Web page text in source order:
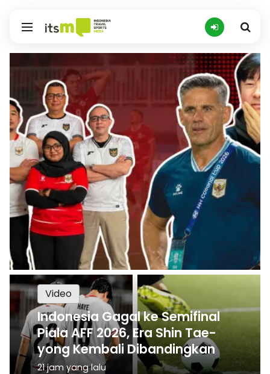
Sport
Daftar 8 Wakil Indonesia
Berstatus Unggulan di
Kejuaraan Dunia BWF 2026
2 jam yang lalu
Video
Indonesia Gagal ke Semifinal
Piala AFF 2026, Era Shin Tae-
yong Kembali Dibandingkan
21 jam yang lalu